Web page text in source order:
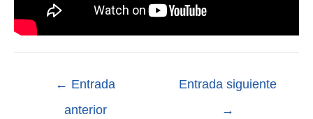
← Entrada
anterior
Entrada siguiente
→